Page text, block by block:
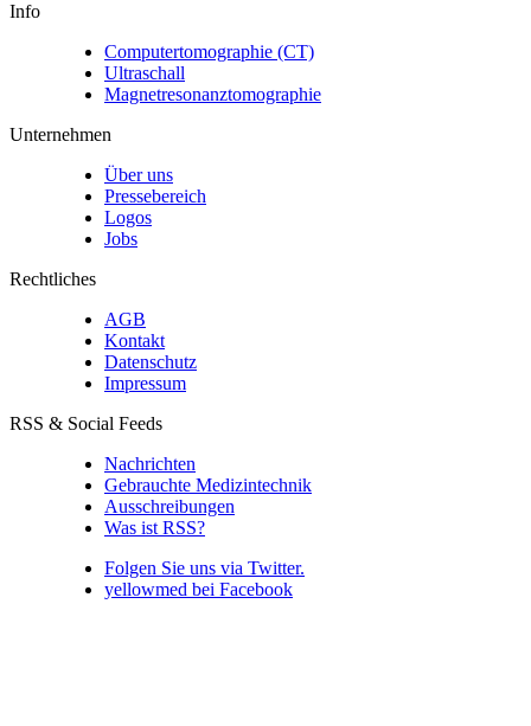
Info
Computertomographie (CT)
Ultraschall
Magnetresonanztomographie
Unternehmen
Über uns
Pressebereich
Logos
Jobs
Rechtliches
AGB
Kontakt
Datenschutz
Impressum
RSS & Social Feeds
Nachrichten
Gebrauchte Medizintechnik
Ausschreibungen
Was ist RSS?
Folgen Sie uns via Twitter.
yellowmed bei Facebook